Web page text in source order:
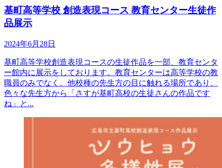
基町高等学校 創造表現コース 教育センター生徒作
品展示
2024年6月28日
基町高等学校創造表現コースの生徒作品を一部、教育センタ
ー館内に展示をしております。教育センターは高等学校の教
職員のみでなく、他校種の先生方の目に触れる場所であり、
色々な先生方から「さすが基町高校の生徒さんの作品です
ね」と...